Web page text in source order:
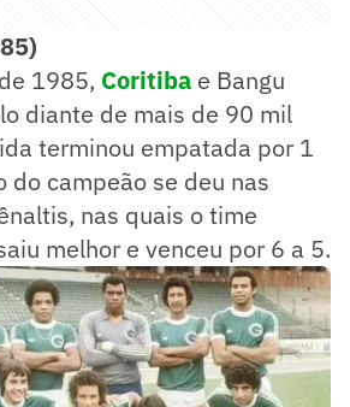
1985, Coritiba e Bangu
diante de mais de 90 mil
terminou empatada por 1
do campeão se deu nas
nas quais o time
melhor e venceu por 6 a 5.